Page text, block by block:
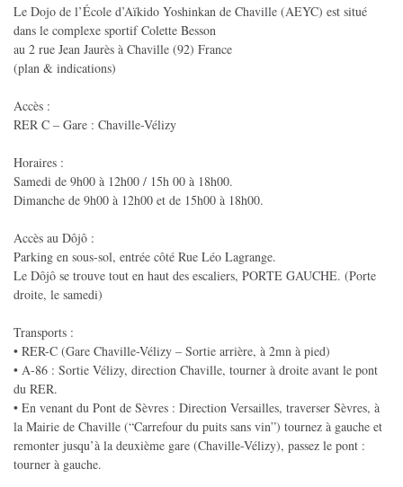
Le Dojo de l’École d’Aïkido Yoshinkan de Chaville (AEYC) est situé
dans le complexe sportif Colette Besson
au 2 rue Jean Jaurès à Chaville (92) France
(plan & indications)
Accès :
RER C – Gare : Chaville-Vélizy
Horaires :
Samedi de 9h00 à 12h00 / 15h 00 à 18h00.
Dimanche de 9h00 à 12h00 et de 15h00 à 18h00.
Accès au Dôjô :
Parking en sous-sol, entrée côté Rue Léo Lagrange.
Le Dôjô se trouve tout en haut des escaliers, PORTE GAUCHE. (Porte
droite, le samedi)
Transports :
• RER-C (Gare Chaville-Vélizy – Sortie arrière, à 2mn à pied)
• A-86 : Sortie Vélizy, direction Chaville, tourner à droite avant le pont
du RER.
• En venant du Pont de Sèvres : Direction Versailles, traverser Sèvres, à
la Mairie de Chaville (“Carrefour du puits sans vin”) tournez à gauche et
remonter jusqu’à la deuxième gare (Chaville-Vélizy), passez le pont :
tourner à gauche.